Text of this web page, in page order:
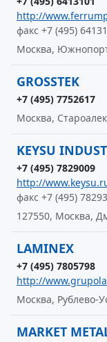
http://
факс +7 (495)
Москва,
GROSSTEK
+7 (495) 7752617
Москва,
KEYSU
+7 (495) 7829009
http://
факс +7 (495)
127550, Москва,
LAMINEX
+7 (495) 7805798
http://
Москва, Рублево-
MARKET